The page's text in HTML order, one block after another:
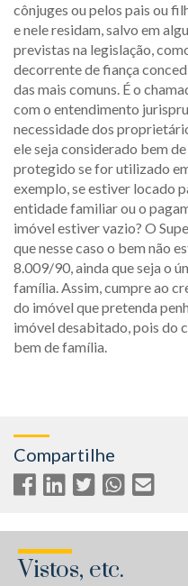
cônjuges ou pelos pais ou
e nele residam, salvo em
previstas na legislação,
decorrente de fiança
das mais comuns. É o
com o entendimento
necessidade dos
ele seja considerado bem
protegido se for utilizado
exemplo, se estiver locado
entidade familiar ou o
imóvel estiver vazio? O
que nesse caso o bem não
8.009/90, ainda que seja o
família. Assim, cumpre ao
do imóvel que pretenda
imóvel desabitado, pois do
bem de família.
Compartilhe
Vistos, etc.